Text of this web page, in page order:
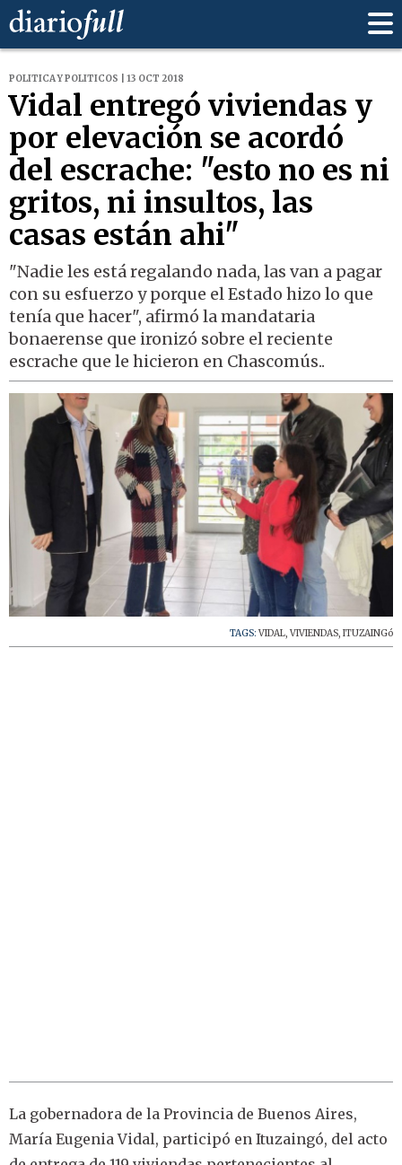
POLITICA Y POLITICOS | 13 OCT 2018
Vidal entregó viviendas y
por elevación se acordó
del escrache: "esto no es ni
gritos, ni insultos, las
casas están ahi"
"Nadie les está regalando nada, las van a pagar
con su esfuerzo y porque el Estado hizo lo que
tenía que hacer", afirmó la mandataria
bonaerense que ironizó sobre el reciente
escrache que le hicieron en Chascomús..
TAGS: VIDAL, VIVIENDAS, ITUZAINGó
La gobernadora de la Provincia de Buenos Aires,
María Eugenia Vidal, participó en Ituzaingó, del acto